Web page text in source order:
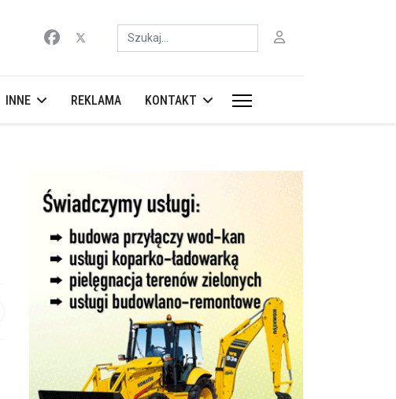
Szukaj
INNE REKLAMA KONTAKT